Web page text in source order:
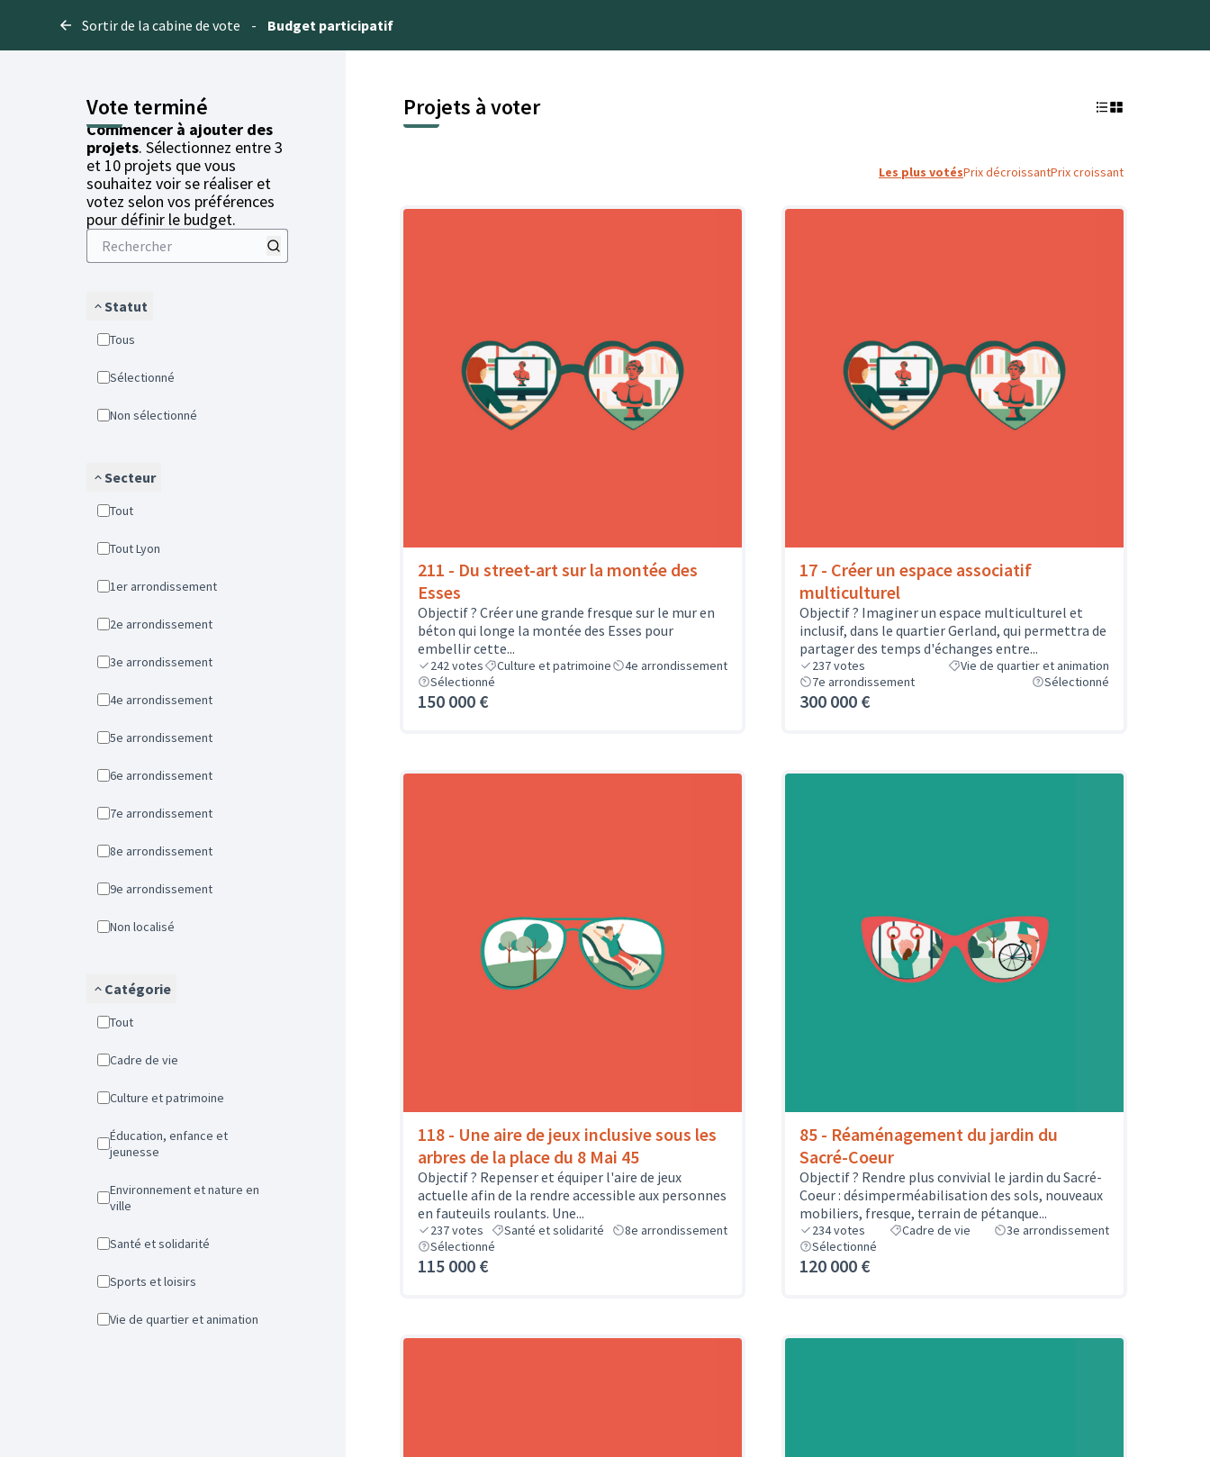
Sortir de la cabine de vote - Budget participatif
Vote terminé
Commencer à ajouter des
projets. Sélectionnez entre 3
et 10 projets que vous
souhaitez voir se réaliser et
votez selon vos préférences
pour définir le budget.
Statut
Tous
Sélectionné
Non sélectionné
Secteur
Tout
Tout Lyon
1er arrondissement
2e arrondissement
3e arrondissement
4e arrondissement
5e arrondissement
6e arrondissement
7e arrondissement
8e arrondissement
9e arrondissement
Non localisé
Catégorie
Tout
Cadre de vie
Culture et patrimoine
Éducation, enfance et
jeunesse
Environnement et nature en
ville
Santé et solidarité
Sports et loisirs
Vie de quartier et animation
Projets à voter
Les plus votésPrix décroissantPrix croissant
211 - Du street-art sur la montée des
Esses
Objectif ? Créer une grande fresque sur le mur en
béton qui longe la montée des Esses pour
embellir cette...
242votes Culture et patrimoine
4e arrondissement
Sélectionné
150 000 €
17 - Créer un espace associatif
multiculturel
Objectif ? Imaginer un espace multiculturel et
inclusif, dans le quartier Gerland, qui permettra de
partager des temps d'échanges entre...
237votes
Vie de quartier et animation
7e arrondissement
Sélectionné
300 000 €
118 - Une aire de jeux inclusive sous les
arbres de la place du 8 Mai 45
Objectif ? Repenser et équiper l'aire de jeux
actuelle afin de la rendre accessible aux personnes
en fauteuils roulants. Une...
237votes Santé et solidarité
8e arrondissement
Sélectionné
115 000 €
85 - Réaménagement du jardin du
Sacré-Coeur
Objectif ? Rendre plus convivial le jardin du Sacré-
Coeur : désimperméabilisation des sols, nouveaux
mobiliers, fresque, terrain de pétanque...
234votes Cadre de vie
3e arrondissement
Sélectionné
120 000 €